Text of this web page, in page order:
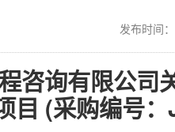
发布时间
咨询有限公司
目 (采购编号